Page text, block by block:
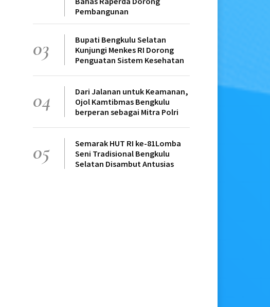
Pembangunan
03
Bupati Bengkulu Selatan
Kunjungi Menkes RI Dorong
Penguatan Sistem Kesehatan
04
Dari Jalanan untuk Keamanan,
Ojol Kamtibmas Bengkulu
berperan sebagai Mitra Polri
05
Semarak HUT RI ke-81Lomba
Seni Tradisional Bengkulu
Selatan Disambut Antusias